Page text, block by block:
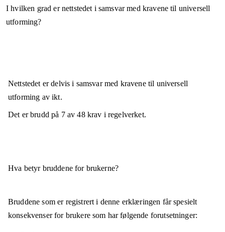
I hvilken grad er nettstedet i samsvar med kravene til universell
utforming?
Nettstedet erdelvis i samsvarmed kravene til universell
utforming av ikt.
Det er brudd på 7av48krav i regelverket.
Hva betyr bruddene for brukerne?
Bruddene som er registrert i denne erklæringen får spesielt
konsekvenser for brukere som har følgende forutsetninger: